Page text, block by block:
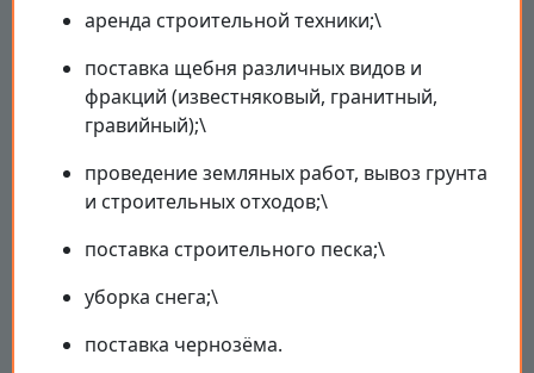
аренда строительной техники;\
поставка щебня различных видов и
фракций (известняковый, гранитный,
гравийный);\
проведение земляных работ, вывоз грунта
и строительных отходов;\
поставка строительного песка;\
уборка снега;\
поставка чернозёма.